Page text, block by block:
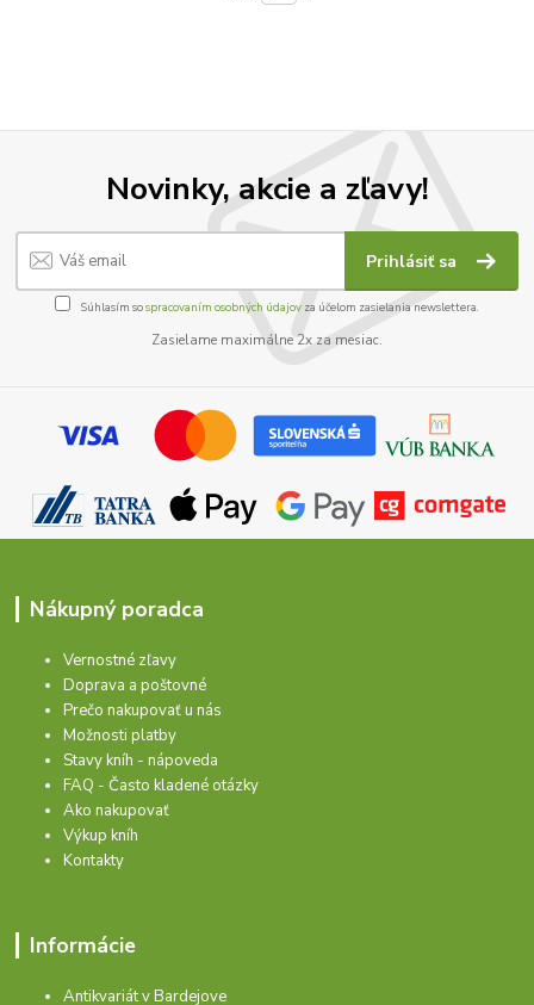
Novinky, akcie a zľavy!
Prihlásiť sa
Súhlasím sospracovaním osobných údajov za účelom zasielania newslettera.
Zasielame maximálne 2x za mesiac.
Nákupný poradca
Vernostné zľavy
Doprava a poštovné
Prečo nakupovať u nás
Možnosti platby
Stavy kníh - nápoveda
FAQ - Často kladené otázky
Ako nakupovať
Výkup kníh
Kontakty
Informácie
Antikvariát v Bardejove